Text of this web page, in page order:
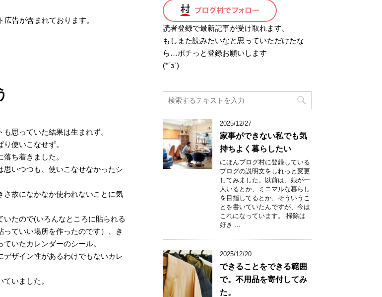
告が含まれております。
思っていた結果は生まれず。
使いこなせず。
ち着きました。
いつつも、使いこなせなかったシ
故になかなか使われないことに気
たので(いろんなところに貼られる
ていい場所を作ったのです）、き
いたカレンダーのシール。
ザイン性があるわけでもないカレ
いました。
読者登録で最新記事が受け取れます。
もしまた読みたいなと思っていただけたな
ら…ポチっと登録お願いします
(*´з`)
2025/12/27
家事ができない私でも気
持ちよく暮らしたい
にほんブログ村に登録している
ブログの説明文をしれっと変更
してみました。以前は、娘が一
人いるとか、ミニマルな暮らし
を目指してるとか、そういうこ
とを書いていたんですが、今は
これになっています。 掃除は
好き ...
2025/12/20
できることをできる範囲
で。不用品を寄付してみ
た。